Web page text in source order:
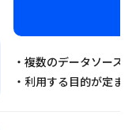
・複数のデータソース
・利用する目的が定ま